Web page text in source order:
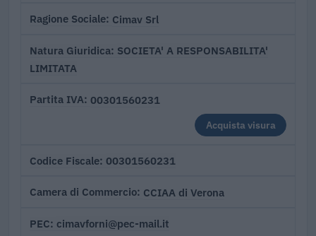
Ragione Sociale Cimav Srl
Natura Giuridica SOCIETA' A RESPONSABILITA'
LIMITATA
Partita IVA 00301560231
Acquista visura
Codice Fiscale 00301560231
Camera di Commercio CCIAA di Verona
PEC cimavforni@pec-mail.it